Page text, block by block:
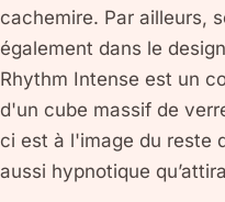
cachemire. Par ailleurs,
également dans le
Rhythm Intense est un
d'un cube massif de
ci est à l'image du reste
aussi hypnotique